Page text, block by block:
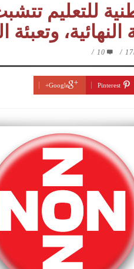
للتعليم
النهائية، وتعبئة
/
10
/
Pinterest
Google+